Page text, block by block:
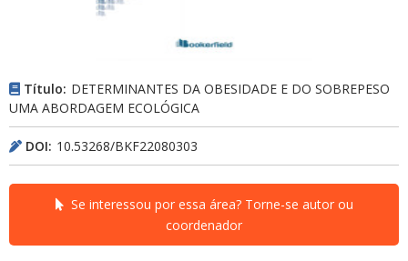
Título: DETERMINANTES DA OBESIDADE E DO SOBREPESO
UMA ABORDAGEM ECOLÓGICA
DOI: 10.53268/BKF22080303
Se interessou por essa área? Torne-se autor ou
coordenador